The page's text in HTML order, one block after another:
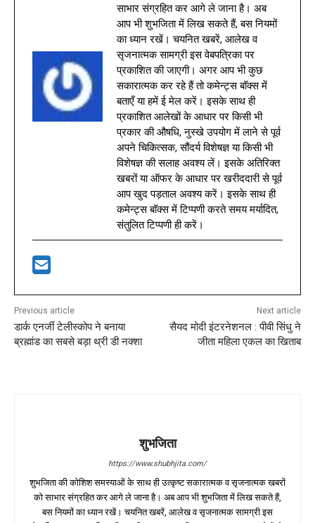
साभार संग्रहित कर आगे ले जाना है। अब
आप भी शुभजिता में लिख सकते हैं, बस नियमों
का ध्यान रखें। चयनित खबरें, आलेख व
सृजनात्मक सामग्री इस वेबपत्रिका पर
प्रकाशित की जाएगी। अगर आप भी कुछ
सकारात्मक कर रहे हैं तो कमेन्ट्स बॉक्स में
बताएँ या हमें ई मेल करें। इसके साथ ही
प्रकाशित आलेखों के आधार पर किसी भी
प्रकार की औषधि, नुस्खे उपयोग में लाने से पूर्व
अपने चिकित्सक, सौंदर्य विशेषज्ञ या किसी भी
विशेषज्ञ की सलाह अवश्य लें। इसके अतिरिक्त
खबरों या ऑफर के आधार पर खरीददारी से पूर्व
आप खुद पड़ताल अवश्य करें। इसके साथ ही
कमेन्ट्स बॉक्स में टिप्पणी करते समय मर्यादित,
संतुलित टिप्पणी ही करें।
Previous article
डार्क एनर्जी टेलीस्कोप ने बनाया
ब्रह्मांड का सबसे बड़ा थ्री डी नक्शा
Next article
सैयद मोदी इंटरनेशनल : पीवी सिंधु ने
जीता महिला एकल का खिताब
शुभजिता
https://www.shubhjita.com/
शुभजिता की कोशिश समस्याओं के साथ ही उत्कृष्ट सकारात्मक व सृजनात्मक खबरों
को साभार संग्रहित कर आगे ले जाना है। अब आप भी शुभजिता में लिख सकते हैं,
बस नियमों का ध्यान रखें। चयनित खबरें, आलेख व सृजनात्मक सामग्री इस